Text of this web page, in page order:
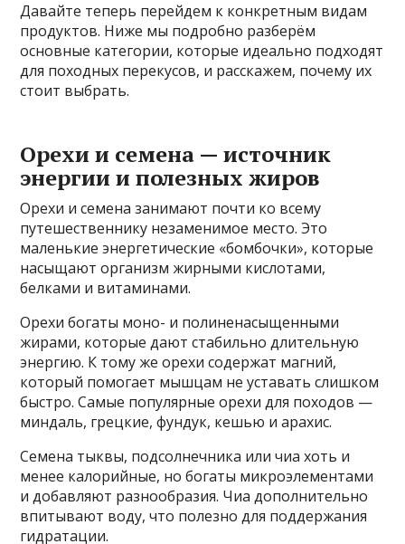
Давайте теперь перейдем к конкретным видам
продуктов. Ниже мы подробно разберём
основные категории, которые идеально подходят
для походных перекусов, и расскажем, почему их
стоит выбрать.
Орехи и семена — источник
энергии и полезных жиров
Орехи и семена занимают почти ко всему
путешественнику незаменимое место. Это
маленькие энергетические «бомбочки», которые
насыщают организм жирными кислотами,
белками и витаминами.
Орехи богаты моно- и полиненасыщенными
жирами, которые дают стабильно длительную
энергию. К тому же орехи содержат магний,
который помогает мышцам не уставать слишком
быстро. Самые популярные орехи для походов —
миндаль, грецкие, фундук, кешью и арахис.
Семена тыквы, подсолнечника или чиа хоть и
менее калорийные, но богаты микроэлементами
и добавляют разнообразия. Чиа дополнительно
впитывают воду, что полезно для поддержания
гидратации.